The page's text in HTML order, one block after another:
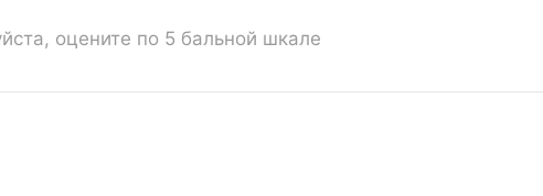
оцените по 5 бальной шкале